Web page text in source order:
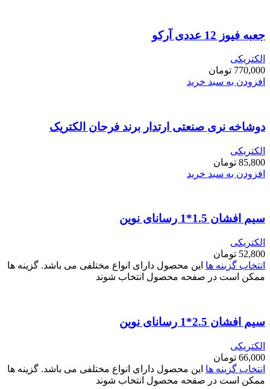
جعبه فیوز 12 عددی آرکو
الکتریکی
770,000 تومان
افزودن به سبد خرید
دوشاخه نری صنعتی ارتدار برند فرحان الکتریک
الکتریکی
85,800 تومان
افزودن به سبد خرید
سیم افشان 1.5*1 رسانای نوین
الکتریکی
52,800 تومان
انتخاب گزینه ها این محصول دارای انواع مختلفی می باشد. گزینه ها
ممکن است در صفحه محصول انتخاب شوند
سیم افشان 2.5*1 رسانای نوین
الکتریکی
66,000 تومان
انتخاب گزینه ها این محصول دارای انواع مختلفی می باشد. گزینه ها
ممکن است در صفحه محصول انتخاب شوند